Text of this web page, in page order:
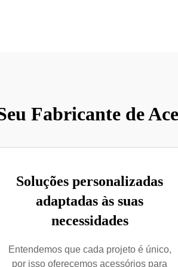
Fabricante de
Soluções personalizadas
adaptadas às suas
necessidades
Entendemos que cada projeto é único,
por isso oferecemos acessórios para